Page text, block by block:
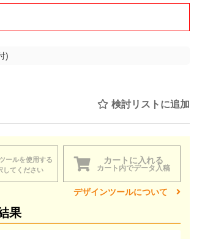
)
検討リストに追加
ールを使用する
してください
カートに入れる
カート内でデータ入稿
デザインツールについて
果